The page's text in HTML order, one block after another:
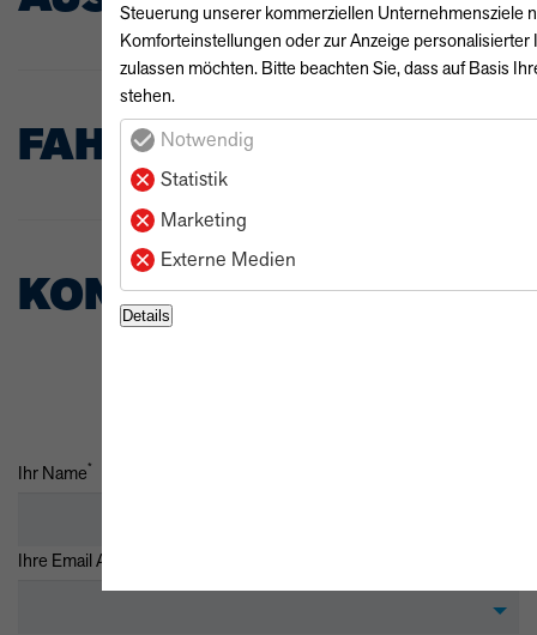
KONTAKT
Ihr Name*
Ihre Email Adresse
Steuerung unserer kommerziellen Unternehmensziele
Komforteinstellungen oder zur Anzeige
zulassen möchten. Bitte beachten Sie, dass auf Basis
stehen.
Notwendig
Statistik
Marketing
Externe Medien
Details